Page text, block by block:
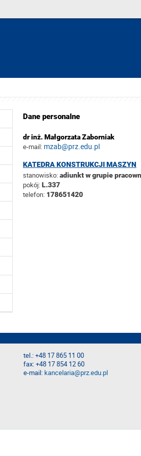
Dane personalne
dr inż. Małgorzata Zaborniak
e-mail: mzab@prz.edu.pl
KATEDRA KONSTRUKCJI MASZYN
stanowisko:adiunkt w grupie
pokój:L.337
telefon: 178651420
tel.: +48 17 865 11 00
fax: +48 17 854 12 60
e-mail:kancelaria@prz.edu.pl